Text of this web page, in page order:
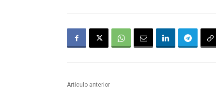
Artículo anterior